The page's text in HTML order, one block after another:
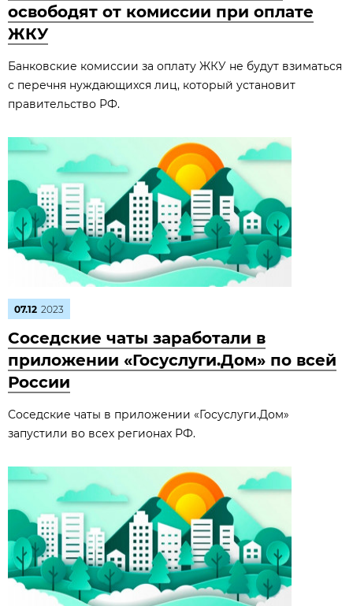
освободят от комиссии при оплате
ЖКУ
Банковские комиссии за оплату ЖКУ не будут взиматься
с перечня нуждающихся лиц, который установит
правительство РФ.
07.12 2023
Соседские чаты заработали в
приложении «Госуслуги.Дом» по всей
России
Соседские чаты в приложении «Госуслуги.Дом»
запустили во всех регионах РФ.